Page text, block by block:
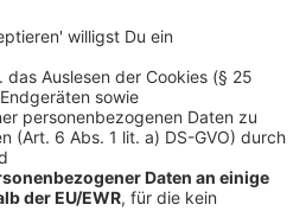
nur ein Bisschen